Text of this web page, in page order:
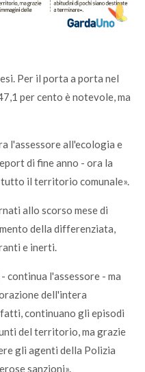
Per il porta a porta nel
per cento è notevole, ma
l'assessore all'ecologia e
di fine anno - ora la
il territorio comunale».
allo scorso mese di
della differenziata,
e inerti.
continua l'assessore - ma
dell'intera
continuano gli episodi
del territorio, ma grazie
gli agenti della Polizia
sanzioni».